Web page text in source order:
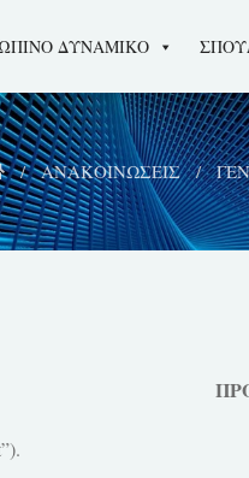
ΔΥΝΑΜΙΚΟ
ΑΝΑΚΟΙΝΩΣΕΙΣ
”).